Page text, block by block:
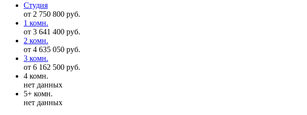
Студия
от 2 750 800 руб.
1 комн.
от 3 641 400 руб.
2 комн.
от 4 635 050 руб.
3 комн.
от 6 162 500 руб.
4 комн.
нет данных
5+ комн.
нет данных